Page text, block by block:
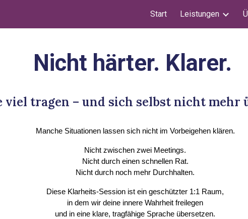
Skip to
Start Leistungen
Nicht härter. Klarer.
viel tragen – und sich selbst nicht mehr
Manche Situationen lassen sich nicht im Vorbeigehen klären.
Nicht zwischen zwei Meetings.
Nicht durch einen schnellen Rat.
Nicht durch noch mehr Durchhalten.
Diese Klarheits-Session ist ein geschützter 1:1 Raum,
in dem wir deine innere Wahrheit freilegen
und in eine klare, tragfähige Sprache übersetzen.